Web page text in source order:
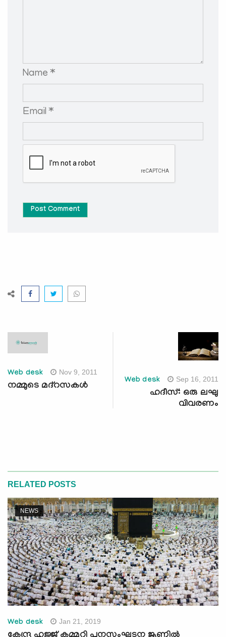
Name *
Email *
Post Comment
Web desk Nov 9, 2011
നമ്മുടെ മദ്‌റസകള്‍
Web desk Sep 16, 2011
ഹദീസ്: ഒരു ലഘു
വിവരണം
RELATED POSTS
NEWS
Web desk Jan 21, 2019